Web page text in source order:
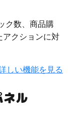
ク数、商品購
アクションに対
しい機能を見る
ネル